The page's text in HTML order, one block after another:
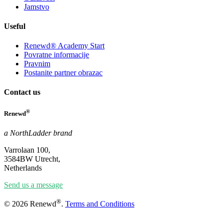
Jamstvo
Useful
Renewd® Academy Start
Povratne informacije
Pravnim
Postanite partner obrazac
Contact us
Renewd®
a NorthLadder brand
Varrolaan 100,
3584BW Utrecht,
Netherlands
Send us a message
© 2026 Renewd®. Terms and Conditions